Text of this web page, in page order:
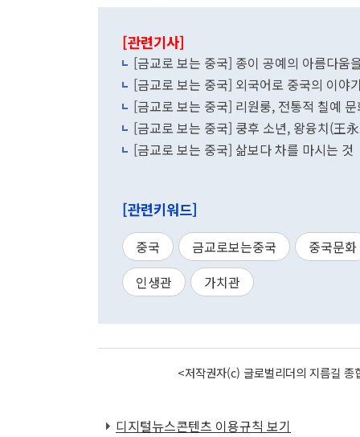
[관련기사]
[금교로 보는 중국] 종이 공예의 아름다움
[금교로 보는 중국] 외국어로 중국의 이야
[금교로 보는 중국] 리원룽, 전통적 칠예
[금교로 보는 중국] 쿵후 소년, 왕융치(王
[금교로 보는 중국] 삶보다 차를 마시는 것
[관련키워드]
중국 금교로보는중국
중국문화
인생관
가치관
<저작권자(c) 글로벌리더의 지름길
디지털뉴스콘텐츠 이용규칙 보기